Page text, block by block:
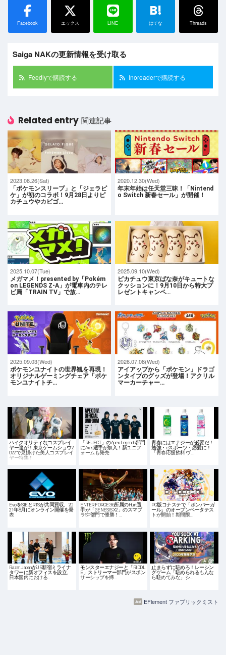
Facebook エックス LINE
B!
はてな Threads
Saiga NAKの更新情報を受け取る
Feedlyで購読する Inoreaderで購読する
Related entry 関連記事
2023.08.26(Sat)
「ポケモンスリープ」と「ジェラピ
ケ」が初のコラボ！9月28日よりピ
カチュウやカビゴ…
2020.12.30(Wed)
年末年始は任天堂三昧！「Nintend
o Switch 新春セール」が開催！
2025.10.07(Tue)
メガマメ！presented by「Pokém
on LEGENDS Z-A」が電車内のテレ
ビ局「TRAIN TV」で放…
2025.09.10(Wed)
ピカチュウ東京ばな奈がキュートな
クッションに！9月10日から特大プ
レゼントキャンペ…
2025.09.03(Wed)
ポケモンユナイトの世界観を再現！
オリジナルゲーミングチェア「ポケ
モンユナイトチ…
2026.07.08(Wed)
アイアップから「ポケモン」ドラゴ
ンタイプのグッズが登場！アクリル
マーカーチャー…
ハイクオリティなコスプレイ
ヤー達が！東京ゲームショウ2
022で見掛けた美人コスプレイ
ヤー特集！
「REJECT」のApex Legends部門
にAxis選手が加入！新ユニフ
ォームも発売
青春にはエナジーが必要だ！
勉強・eスポーツ・恋愛に！
「青春応援飲料 ヴ…
EvoをSIEとRTSが共同買収、20
21年8月にオンライン開催を発
表
ENTER FORCE.36所属のHurt選
手が「GENESIS X2」のスマブ
ラSP部門で優勝！…
PC版コナステで「ボンバーガ
ール」のオープンベータテス
トが開始！期間限…
Razer JapanがJR新宿ミライナ
タワーに新オフィスを設立、
日本国内における…
モンスターエナジーと「RIDDL
E」ストリーマー部門がスポン
サーシップを締…
止まらずに駐めろ！レーシン
グゲーム「駐められるもんな
ら駐めてみな」シ…
EFlement ファブリックミスト